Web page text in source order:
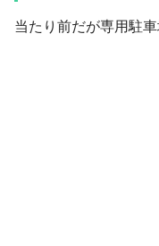
当たり前だが専用駐